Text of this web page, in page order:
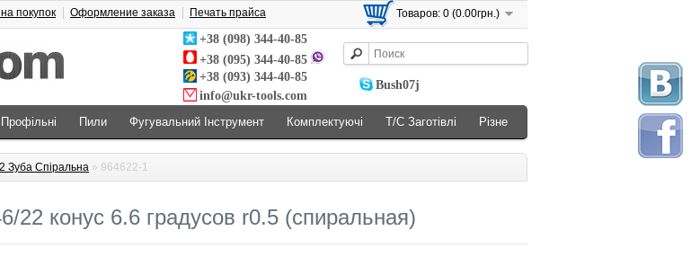
Товаров: 0 (0.00грн.)
+38 (098) 344-40-85
+38 (095) 344-40-85
+38 (093) 344-40-85
info@ukr-tools.com
Bush07j
покупок Оформление заказа Печать прайса
Пили Фугувальний Інструмент Комплектуючі Т/С Заготівлі Різне
Зуба Спіральна » 964622-1
22 конус 6.6 градусов r0.5 (спиральная)